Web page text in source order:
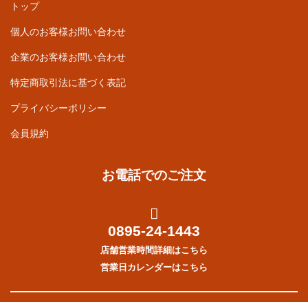
トップ
個人のお客様お問い合わせ
企業のお客様お問い合わせ
特定商取引法に基づく表記
プライバシーポリシー
会員規約
お電話でのご注文
0895-24-1443
店舗営業時間詳細はこちら
営業日カレンダーはこちら